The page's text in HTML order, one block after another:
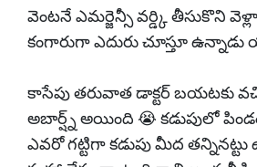
వెంటనే ఎమర్జెన్సీ వర్డ్కి తీసుకొని
కంగారుగా ఎదురు చూస్తూ
కాసేపు తరువాత డాక్టర్ బయటకు
అబార్ష్న్ అయింది 😭 కడుపులో
ఎవరో గట్టిగా కడుపు మీద తన్నినట్టు